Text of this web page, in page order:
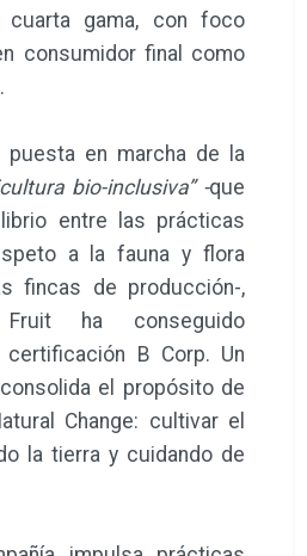
gama, con foco
consumidor final como
en marcha de la
bio-inclusiva” -que
entre las prácticas
a la fauna y flora
fincas de producción-,
ha conseguido
B Corp. Un
el propósito de
Change: cultivar el
la tierra y cuidando de